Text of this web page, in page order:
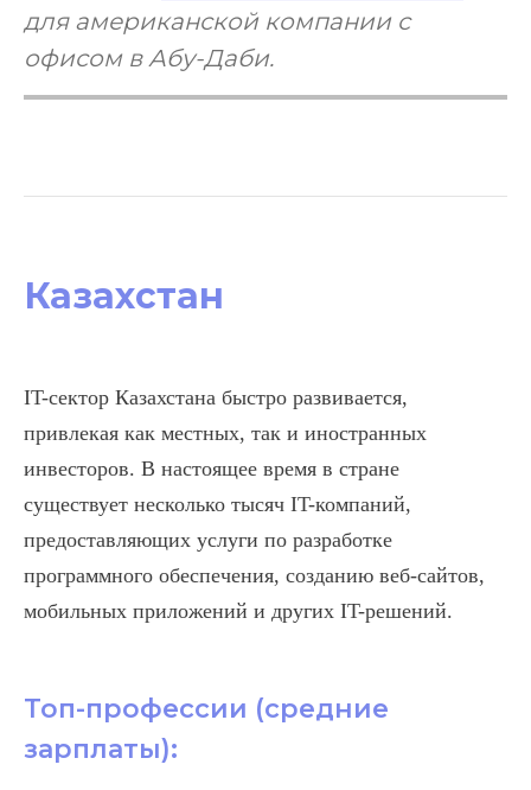
для американской компании с
офисом в Абу-Даби.
Казахстан
IT-сектор Казахстана быстро развивается,
привлекая как местных, так и иностранных
инвесторов. В настоящее время в стране
существует несколько тысяч IT-компаний,
предоставляющих услуги по разработке
программного обеспечения, созданию веб-сайтов,
мобильных приложений и других IT-решений.
Топ-профессии (средние
зарплаты):